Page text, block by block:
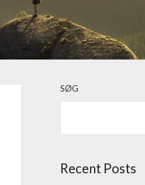
SØG
Recent Posts